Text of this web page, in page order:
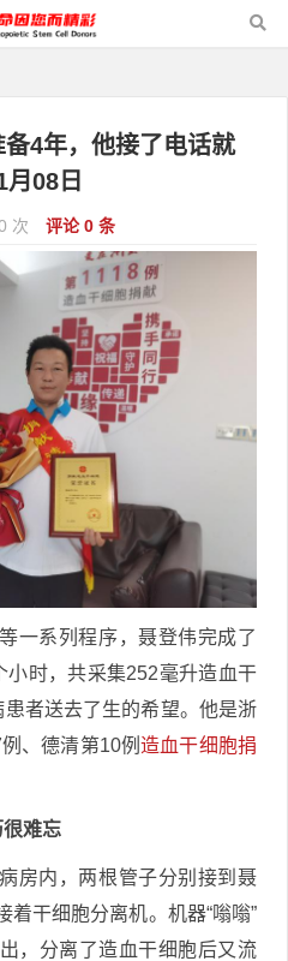
备4年，他接了电话就
08日
次 评论 0 条
一系列程序，聂登伟完成了
时，共采集252毫升造血干
者送去了生的希望。他是浙
、德清第10例造血干细胞捐
难忘
房内，两根管子分别接到聂
着干细胞分离机。机器“嗡嗡”
，分离了造血干细胞后又流